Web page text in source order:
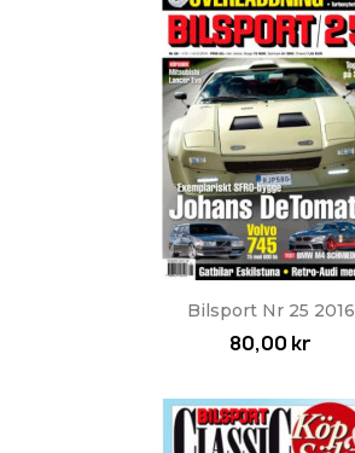
Bilsport Nr 25 2016
80,00 kr